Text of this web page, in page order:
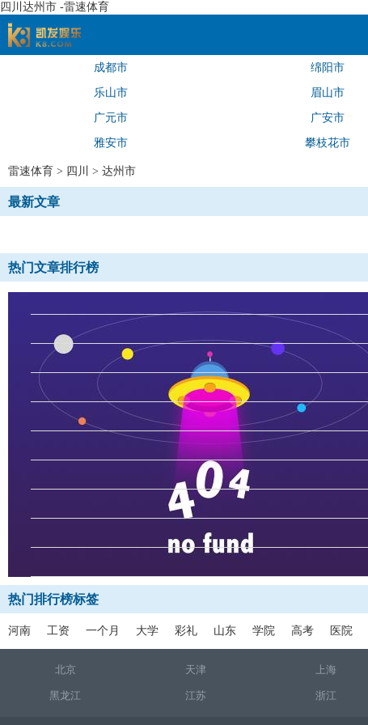
四川达州市 -雷速体育
成都市 绵阳市
乐山市 眉山市
广元市 广安市
雅安市 攀枝花市
雷速体育 > 四川 > 达州市
最新文章
热门文章排行榜
热门排行榜标签
河南 工资 一个月 大学 彩礼 山东 学院 高考 医院
北京 天津 上海
黑龙江 江苏 浙江